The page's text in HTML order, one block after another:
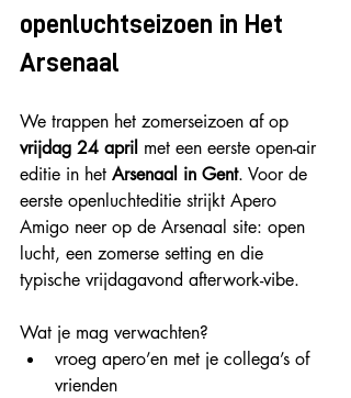
openluchtseizoen in Het
Arsenaal
We trappen het zomerseizoen af op
vrijdag 24 april met een eerste open-air
editie in het Arsenaal in Gent. Voor de
eerste openluchteditie strijkt Apero
Amigo neer op de Arsenaal site: open
lucht, een zomerse setting en die
typische vrijdagavond afterwork-vibe.
Wat je mag verwachten?
vroeg apero’en met je collega’s of
vrienden